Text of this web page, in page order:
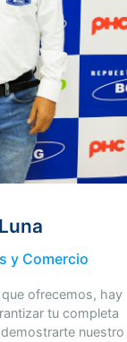
y Comercio
ofrecemos, hay
tu completa
nuestro